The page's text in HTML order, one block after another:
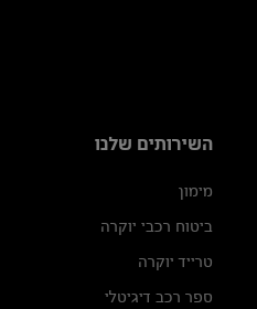
השירותים שלנו
מימון
ביטוח רכבי יוקרה
טרייד יוקרה
ספר רכב דיגיטלי